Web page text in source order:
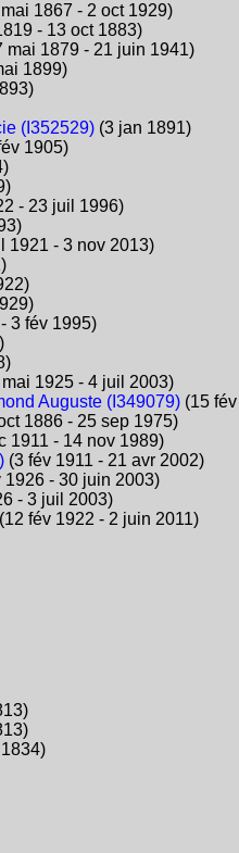
1867 - 2 oct 1929)
- 13 oct 1883)
mai 1879 - 21 juin 1941)
1899)
(I352529)(3 jan 1891)
1905)
- 23 juil 1996)
1921 - 3 nov 2013)
3 fév 1995)
1925 - 4 juil 2003)
Auguste (I349079)(15 fév
1886 - 25 sep 1975)
1911 - 14 nov 1989)
(3 fév 1911 - 21 avr 2002)
- 30 juin 2003)
- 3 juil 2003)
fév 1922 - 2 juin 2011)